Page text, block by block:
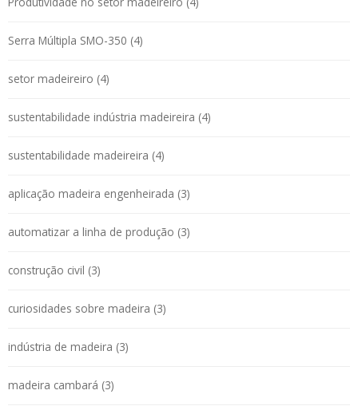
Serra Múltipla SMO-350 (4)
setor madeireiro (4)
sustentabilidade indústria madeireira (4)
sustentabilidade madeireira (4)
aplicação madeira engenheirada (3)
automatizar a linha de produção (3)
construção civil (3)
curiosidades sobre madeira (3)
indústria de madeira (3)
madeira cambará (3)